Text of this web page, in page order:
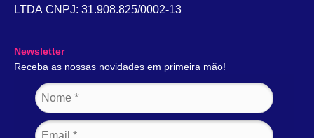
LTDA CNPJ: 31.908.825/0002-13
Newsletter
Receba as nossas novidades em primeira mão!